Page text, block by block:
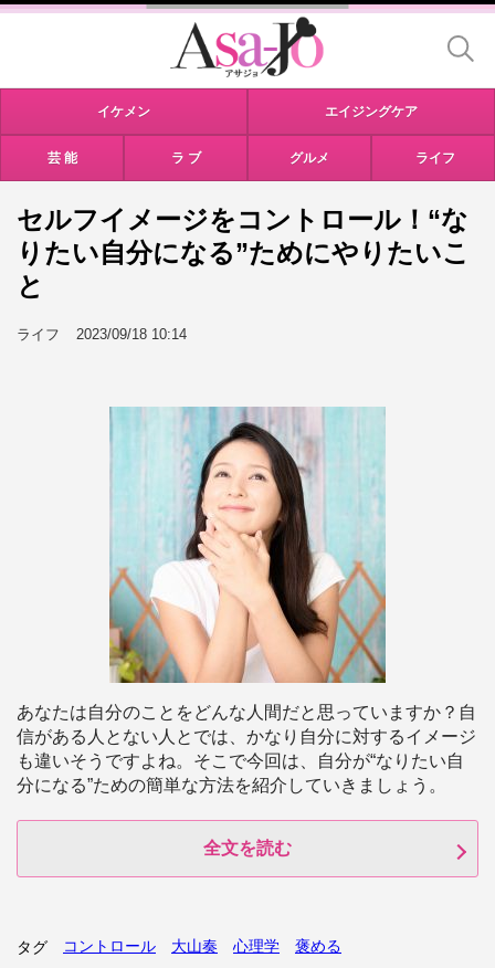
イケメン エイジングケア
芸 能 ラ ブ グルメ ライフ
セルフイメージをコントロール！“な
りたい自分になる”ためにやりたいこ
と
ライフ 2023/09/18 10:14
あなたは自分のことをどんな人間だと思っていますか？自
信がある人とない人とでは、かなり自分に対するイメージ
も違いそうですよね。そこで今回は、自分が“なりたい自
分になる”ための簡単な方法を紹介していきましょう。
全文を読む
タグ コントロール 大山奏 心理学 褒める